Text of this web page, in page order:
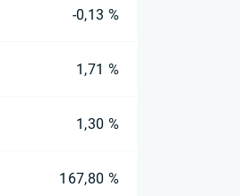
-0,13 %
1,71 %
1,30 %
167,80 %